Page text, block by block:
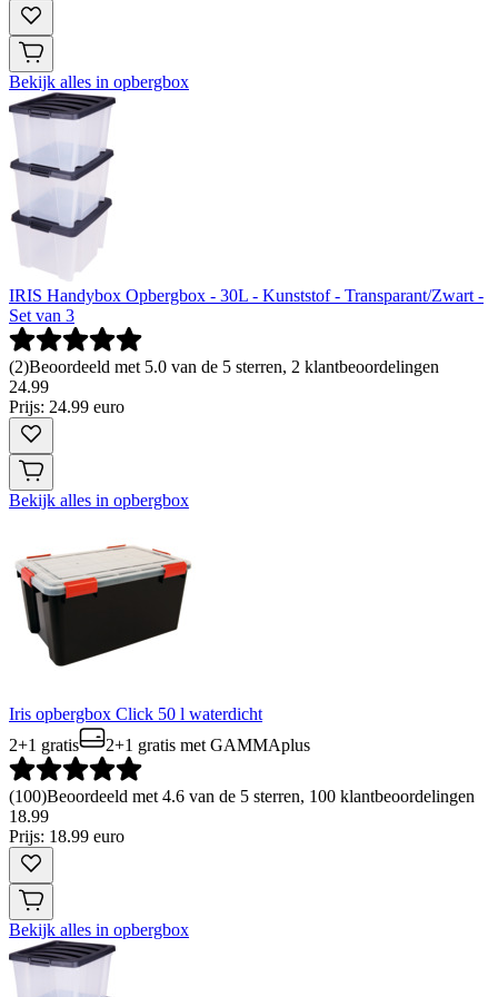
Bekijk alles in opbergbox
IRIS Handybox Opbergbox - 30L - Kunststof - Transparant/Zwart -
Set van 3
(2)Beoordeeld met 5.0 van de 5 sterren, 2 klantbeoordelingen
24.99
Prijs: 24.99 euro
Bekijk alles in opbergbox
Iris opbergbox Click 50 l waterdicht
2+1 gratis
2+1 gratis met GAMMAplus
(100)Beoordeeld met 4.6 van de 5 sterren, 100 klantbeoordelingen
18.99
Prijs: 18.99 euro
Bekijk alles in opbergbox